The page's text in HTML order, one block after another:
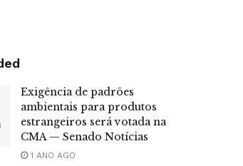
Exigência de padrões
ambientais para produtos
estrangeiros será votada na
CMA — Senado Notícias
1 ANO AGO